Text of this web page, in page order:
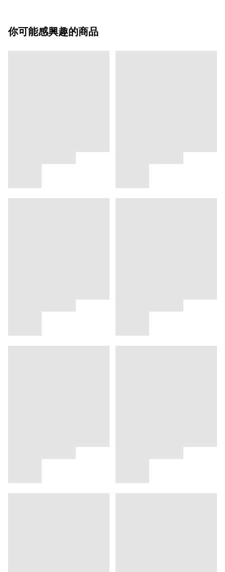
你可能感興趣的商品